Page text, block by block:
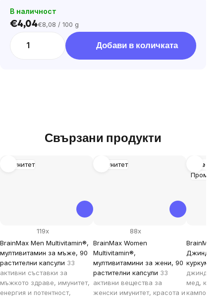
В наличност
€4,04Цена
€8,08 / 100 g
Добави в количката
Свързани продукти
Имунитет
BrainMax Men Multivitamin®,
мултивитамин за мъже, 90
растителни капсули 33
активни съставки за
мъжкото здраве, имунитет,
енергия и потентност,
119x
Имунитет
BrainMax Women
Multivitamin®,
мултивитамини за жени, 90
растителни капсули 33
активни вещества за
женски имунитет, красота и
88x
Още
BrainMax
куркума,
мед,